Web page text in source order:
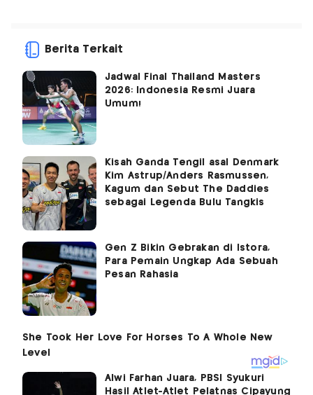
Berita Terkait
Jadwal Final Thailand Masters
2026: Indonesia Resmi Juara
Umum!
Kisah Ganda Tengil asal Denmark
Kim Astrup/Anders Rasmussen,
Kagum dan Sebut The Daddies
sebagai Legenda Bulu Tangkis
Gen Z Bikin Gebrakan di Istora,
Para Pemain Ungkap Ada Sebuah
Pesan Rahasia
Alwi Farhan Juara, PBSI Syukuri
Hasil Atlet-Atlet Pelatnas Cipayung